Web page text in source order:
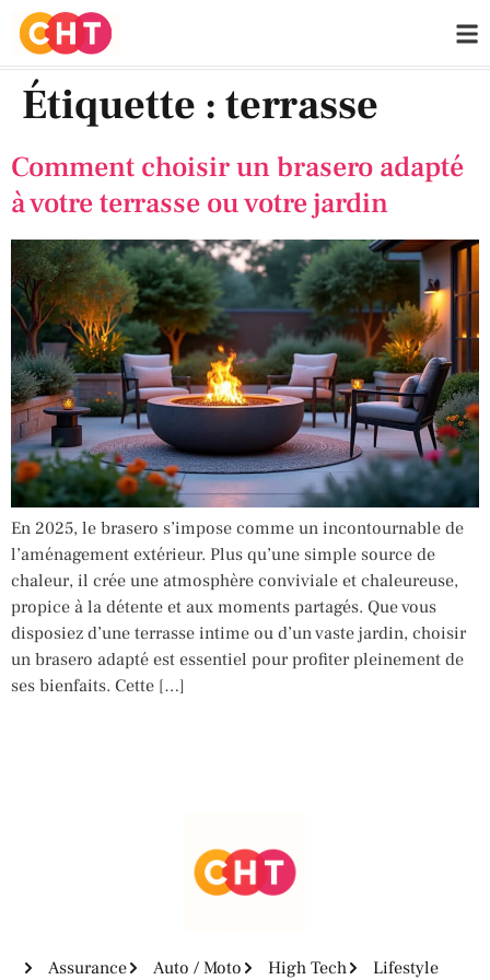
Étiquette : terrasse
Comment choisir un brasero adapté
à votre terrasse ou votre jardin
En 2025, le brasero s’impose comme un incontournable de
l’aménagement extérieur. Plus qu’une simple source de
chaleur, il crée une atmosphère conviviale et chaleureuse,
propice à la détente et aux moments partagés. Que vous
disposiez d’une terrasse intime ou d’un vaste jardin, choisir
un brasero adapté est essentiel pour profiter pleinement de
ses bienfaits. Cette […]
Assurance Auto / Moto High Tech Lifestyle